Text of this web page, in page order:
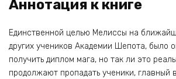
Аннотация к книге
Единственной целью Мелиссы на
других учеников Академии Шепота, было
получить диплом мага, но так ли это
продолжают пропадать ученики, главный